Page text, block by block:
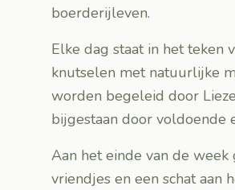
boerderijleven.
Elke dag staat in het teken
knutselen met natuurlijke
worden begeleid door
bijgestaan door voldoende
Aan het einde van de
vriendjes en een schat aan